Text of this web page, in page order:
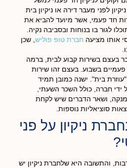
, ניקיון לפני מעבר דירה או ניקיון בית
חד פעמי, אשר מיועד להביא את
לגור בו בנוחות ובסביבה נקיה.
אותו מציעה חברת טופ פוליש , שכן
בעצם בשירות קבוע לבית, ברמה
בשבוע. בעצם זהו שירות
בית". ישנה כמובן תמיד
ידי חברה, כולל השכר השעתי,
ושאר הדברים שיש לקחת
סוציאליות נוספות.
ניקיון על פני
והתשובה היא שלחברת ניקיון יש